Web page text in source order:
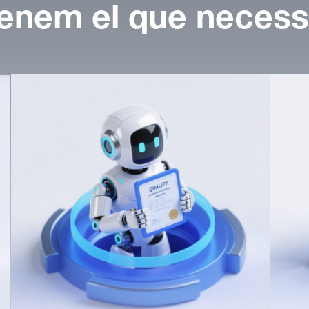
el que